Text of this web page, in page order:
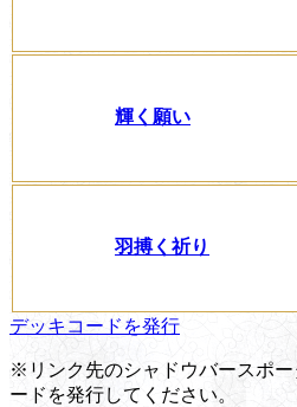
輝く願い
羽搏く祈り
デッキコードを発行
※リンク先のシャドウバースポ
ードを発行してください。